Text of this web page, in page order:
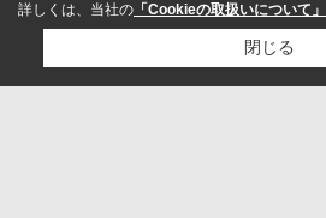
詳しくは、当社の 「Cookieの取扱いについて」
閉じる